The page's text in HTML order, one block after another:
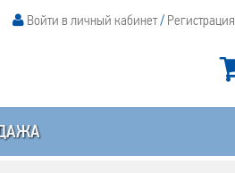
Войти в личный кабинет/ Регистрация